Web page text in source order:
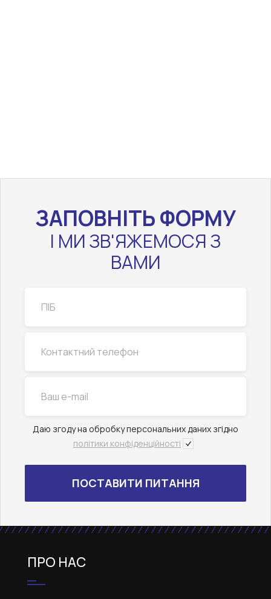
ЗАПОВНІТЬ ФОРМУ
І МИ ЗВ'ЯЖЕМОСЯ З
ВАМИ
Даю згоду на обробку персональних даних згідно
політики конфіденційності
ПРО НАС